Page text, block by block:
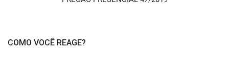
COMO VOCÊ REAGE?